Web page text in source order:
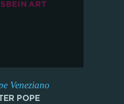
Veneziano
POPE